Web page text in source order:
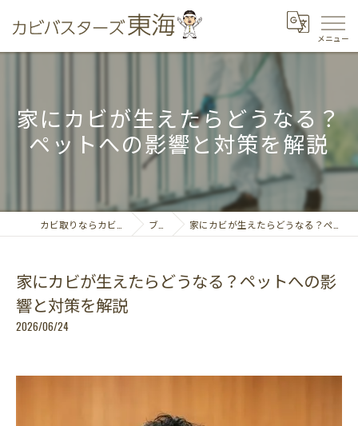
家にカビが生えたらどうなる？
ペットへの影響と対策を解説
ブログ 家にカビが生えたらどうなる？ペットへの影響と対策を解説
家にカビが生えたらどうなる？ペットへの影
響と対策を解説
2026/06/24